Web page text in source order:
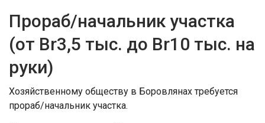
Прораб/начальник участка
(от Br3,5 тыс. до Br10 тыс. на
руки)
Хозяйственному обществу в Боровлянах требуется
прораб/начальник участка.